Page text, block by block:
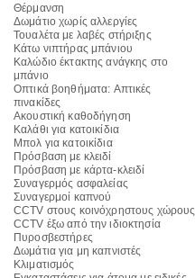
Θέρμανση
Δωμάτιο χωρίς αλλεργίες
Τουαλέτα με λαβές στήριξης
Κάτω νιπτήρας μπάνιου
Καλώδιο έκτακτης ανάγκης στο
μπάνιο
Οπτικά βοηθήματα: Απτικές
πινακίδες
Ακουστική καθοδήγηση
Καλάθι για κατοικίδια
Μπολ για κατοικίδια
Πρόσβαση με κλειδί
Πρόσβαση με κάρτα-κλειδί
Συναγερμός ασφαλείας
Συναγερμοί καπνού
CCTV στους κοινόχρηστους χώρους
CCTV έξω από την ιδιοκτησία
Πυροσβεστήρες
Δωμάτια για μη καπνιστές
Κλιματισμός